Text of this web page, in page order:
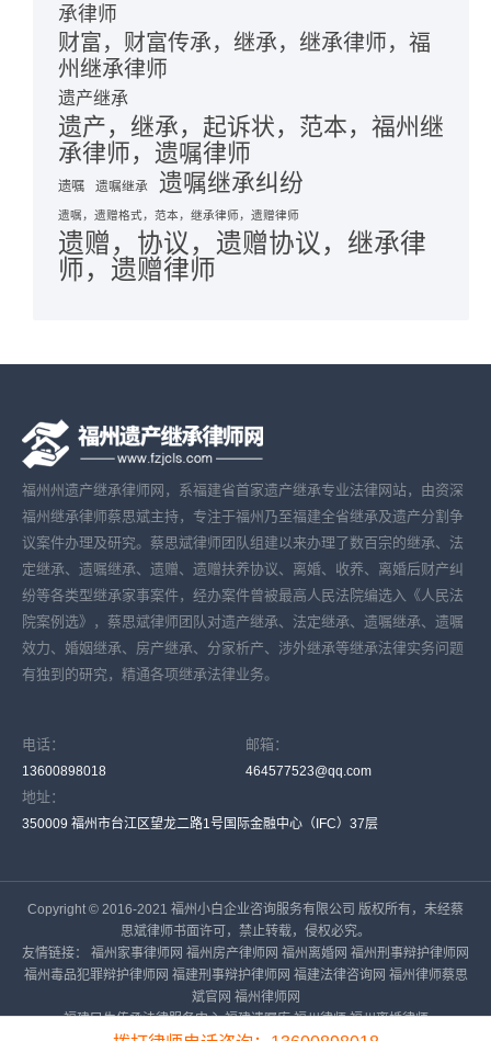
承律师
财富，财富传承，继承，继承律师，福
州继承律师
遗产继承
遗产，继承，起诉状，范本，福州继
承律师，遗嘱律师
遗嘱 遗嘱继承 遗嘱继承纠纷
遗嘱，遗赠格式，范本，继承律师，遗赠律师
遗赠，协议，遗赠协议，继承律
师，遗赠律师
福州州遗产继承律师网，系福建省首家遗产继承专业法律网站，由资深
福州继承律师蔡思斌主持，专注于福州乃至福建全省继承及遗产分割争
议案件办理及研究。蔡思斌律师团队组建以来办理了数百宗的继承、法
定继承、遗嘱继承、遗赠、遗赠扶养协议、离婚、收养、离婚后财产纠
纷等各类型继承家事案件，经办案件曾被最高人民法院编选入《人民法
院案例选》，蔡思斌律师团队对遗产继承、法定继承、遗嘱继承、遗嘱
效力、婚姻继承、房产继承、分家析产、涉外继承等继承法律实务问题
有独到的研究，精通各项继承法律业务。
电话：
13600898018
邮箱：
464577523@qq.com
地址：
350009 福州市台江区望龙二路1号国际金融中心（IFC）37层
Copyright © 2016-2021 福州小白企业咨询服务有限公司 版权所有，未经蔡
思斌律师书面许可，禁止转载，侵权必究。
友情链接： 福州家事律师网 福州房产律师网 福州离婚网 福州刑事辩护律师网
福州毒品犯罪辩护律师网 福建刑事辩护律师网 福建法律咨询网 福州律师蔡思
斌官网 福州律师网
福建民生传承法律服务中心 福建遗嘱库 福州律师 福州离婚律师